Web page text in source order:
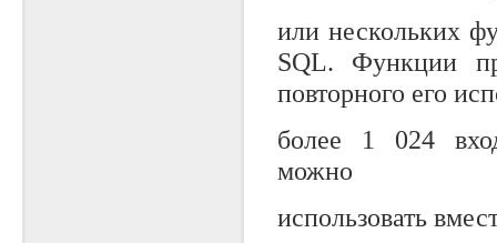
или нескольких
SQL. Функции
повторного его
более 1 024
можно
использовать